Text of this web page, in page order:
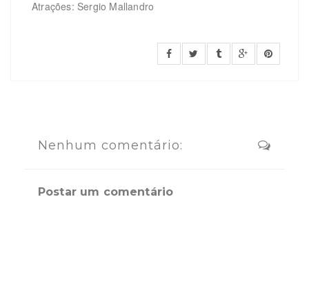
Atrações: Sergio Mallandro
Nenhum comentário:
Postar um comentário